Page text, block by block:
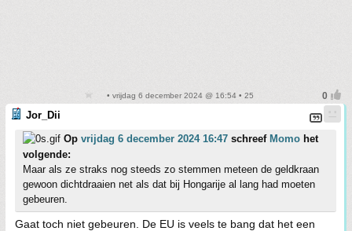
• vrijdag 6 december 2024 @ 16:54 • 25
Jor_Dii
Op vrijdag 6 december 2024 16:47 schreef Momo het
volgende:
Maar als ze straks nog steeds zo stemmen meteen de geldkraan
gewoon dichtdraaien net als dat bij Hongarije al lang had moeten
gebeuren.
Gaat toch niet gebeuren. De EU is veels te bang dat het een